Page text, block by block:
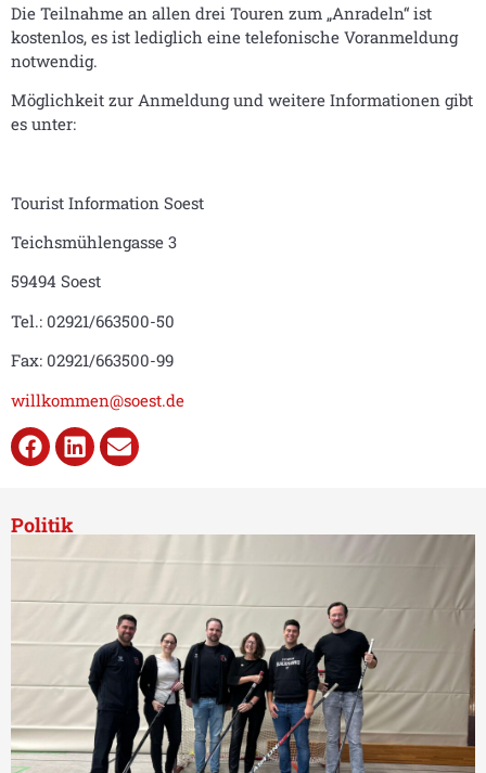
Die Teilnahme an allen drei Touren zum „Anradeln“ ist
kostenlos, es ist lediglich eine telefonische Voranmeldung
notwendig.
Möglichkeit zur Anmeldung und weitere Informationen gibt
es unter:
Tourist Information Soest
Teichsmühlengasse 3
59494 Soest
Tel.: 02921/663500-50
Fax: 02921/663500-99
willkommen@soest.de
Politik